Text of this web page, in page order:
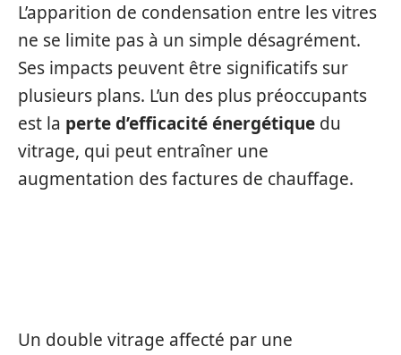
L’apparition de condensation entre les vitres
ne se limite pas à un simple désagrément.
Ses impacts peuvent être significatifs sur
plusieurs plans. L’un des plus préoccupants
est la perte d’efficacité énergétique du
vitrage, qui peut entraîner une
augmentation des factures de chauffage.
Un double vitrage affecté par une